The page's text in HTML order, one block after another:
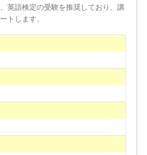
英語検定の受験を推奨しており、講
トします。